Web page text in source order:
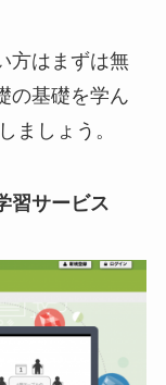
方はまずは無
の基礎を学ん
ましょう。
習サービス